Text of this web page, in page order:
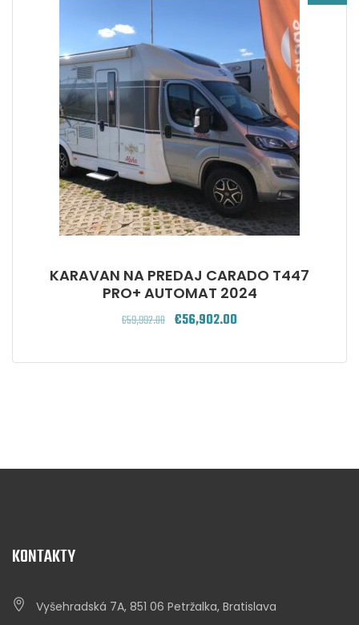
KARAVAN NA PREDAJ CARADO T447
PRO+ AUTOMAT 2024
€59,992.00
Pôvodná
bola:
€56,902.00
je:
KONTAKTY
Vyšehradská 7A, 851 06 Petržalka, Bratislava